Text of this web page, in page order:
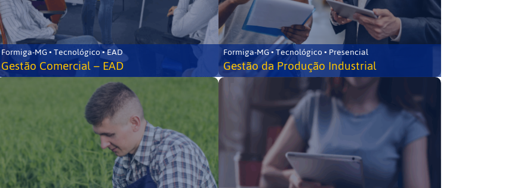
Formiga-MG • Tecnológico • EAD
Gestão Comercial – EAD
Formiga-MG • Tecnológico • Presencial
Gestão da Produção Industrial